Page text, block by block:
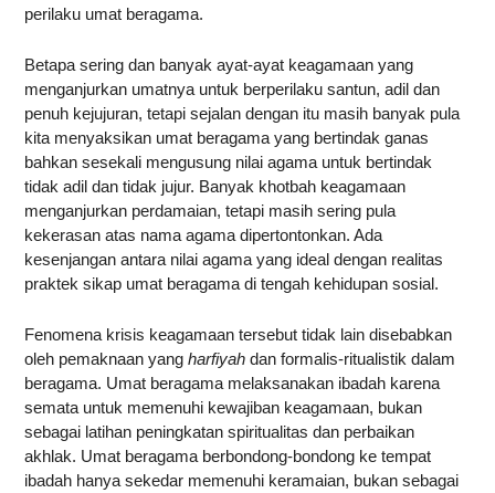
perilaku umat beragama.
Betapa sering dan banyak ayat-ayat keagamaan yang
menganjurkan umatnya untuk berperilaku santun, adil dan
penuh kejujuran, tetapi sejalan dengan itu masih banyak pula
kita menyaksikan umat beragama yang bertindak ganas
bahkan sesekali mengusung nilai agama untuk bertindak
tidak adil dan tidak jujur. Banyak khotbah keagamaan
menganjurkan perdamaian, tetapi masih sering pula
kekerasan atas nama agama dipertontonkan. Ada
kesenjangan antara nilai agama yang ideal dengan realitas
praktek sikap umat beragama di tengah kehidupan sosial.
Fenomena krisis keagamaan tersebut tidak lain disebabkan
oleh pemaknaan yangharfiyah dan formalis-ritualistik dalam
beragama. Umat beragama melaksanakan ibadah karena
semata untuk memenuhi kewajiban keagamaan, bukan
sebagai latihan peningkatan spiritualitas dan perbaikan
akhlak. Umat beragama berbondong-bondong ke tempat
ibadah hanya sekedar memenuhi keramaian, bukan sebagai